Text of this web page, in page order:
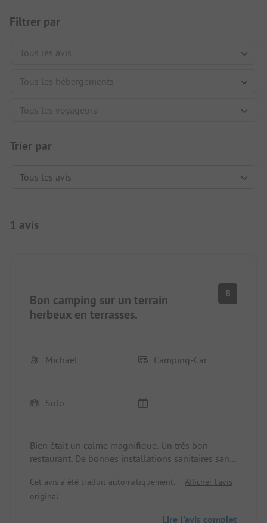
Filtrer par
Trier par
1 avis
Bon camping sur un terrain
herbeux en terrasses.
8
Michael Camping-Car
Solo
Bien était un calme magnifique. Un très bon
restaurant. De bonnes installations sanitaires sans
déroulement sans complications ... !
Cet avis a été traduit automatiquement.
Afficher l'avis
original
Lire l'avis complet